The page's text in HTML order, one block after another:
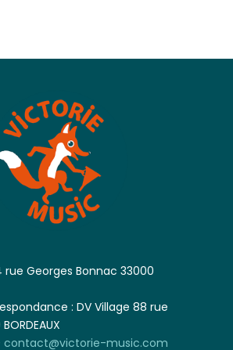
rue Georges Bonnac 33000
: DV Village 88 rue
contact@victorie-music.com